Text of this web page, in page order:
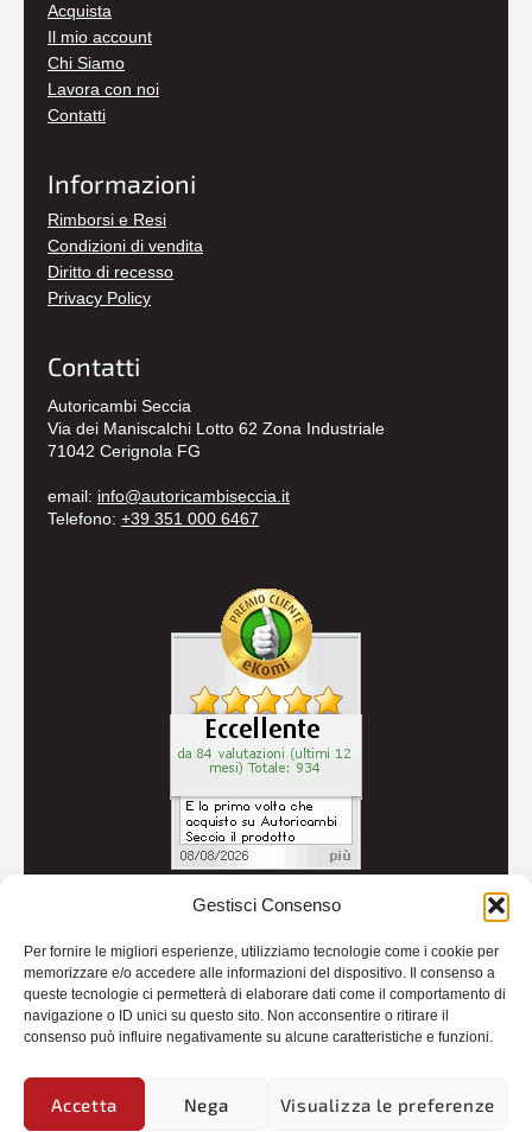
Gestisci Consenso
Per fornire le migliori esperienze, utilizziamo tecnologie come i cookie per
memorizzare e/o accedere alle informazioni del dispositivo. Il consenso a
queste tecnologie ci permetterà di elaborare dati come il comportamento di
navigazione o ID unici su questo sito. Non acconsentire o ritirare il
consenso può influire negativamente su alcune caratteristiche e funzioni.
Accetta Nega Visualizza le preferenze
Acquista
Il mio account
Chi Siamo
Lavora con noi
Contatti
Informazioni
Rimborsi e Resi
Condizioni di vendita
Diritto di recesso
Privacy Policy
Contatti
Autoricambi Seccia
Via dei Maniscalchi Lotto 62 Zona Industriale
71042 Cerignola FG
email: info@autoricambiseccia.it
Telefono: +39 351 000 6467
Credits